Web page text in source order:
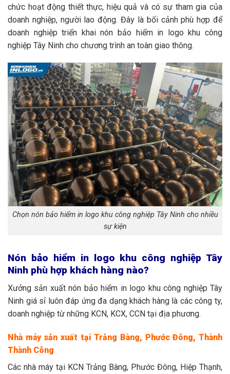
chức hoạt động thiết thực, hiệu quả và có sự tham gia của
doanh nghiệp, người lao động. Đây là bối cảnh phù hợp để
doanh nghiệp triển khai nón bảo hiểm in logo khu công
nghiệp Tây Ninh cho chương trình an toàn giao thông.
Chọn nón bảo hiểm in logo khu công nghiệp Tây Ninh cho nhiều
sự kiện
Nón bảo hiểm in logo khu công nghiệp Tây
Ninh phù hợp khách hàng nào?
Xưởng sản xuất nón bảo hiểm in logo khu công nghiệp Tây
Ninh giá sỉ luôn đáp ứng đa dạng khách hàng là các công ty,
doanh nghiệp từ những KCN, KCX, CCN tại địa phương.
Nhà máy sản xuất tại Trảng Bàng, Phước Đông, Thành
Thành Công
Các nhà máy tại KCN Trảng Bàng, Phước Đông, Hiệp Thạnh,